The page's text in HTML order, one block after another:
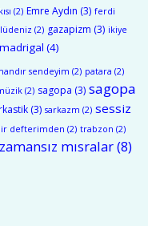
(2) Emre Aydın (3) ferdi
(2) gazapizm (3) ikiye
madrigal (4)
sendeyim (2) patara (2)
(2) sagopa (3) sagopa
(3) sarkazm (2) sessiz
defterimden (2) trabzon (2)
zamansız mısralar(8)